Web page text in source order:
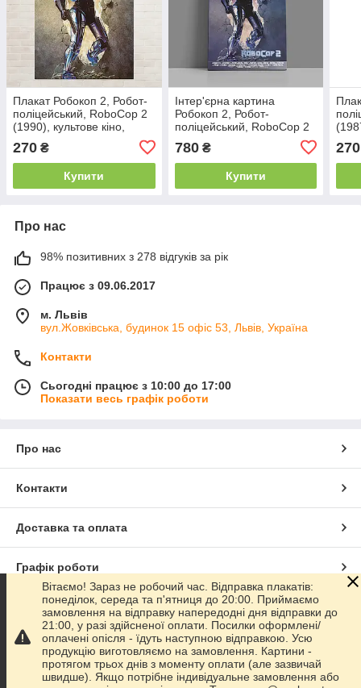
Плакат Робокоп 2, Робот-
поліцейський, RoboCop 2
(1990), культове кіно,
270 ₴
Купити
Інтер'єрна картина
Робокоп 2, Робот-
поліцейський, RoboCop 2
(1990), бойовик, 60×43 см
780₴
Купити
270
Про нас
98% позитивних з 278 відгуків за рік
Працює з 09.06.2017
м. Львів
вул.Жовківська, будинок 15 офіс 53, Львів, Україна
Контакти
Сьогодні працює з 10:00 до 17:00
Показати весь графік роботи
Про нас
Контакти
Доставка та оплата
Графік роботи
Повна версія сайту
Сайт створено на маркетплейсіProm.ua
Вітаємо! Зараз не робочий час. Відправка плакатів:
понеділок, середа та п'ятниця до 20:00. Приймаємо
замовлення на відправку напередодні дня відправки до
21:00, у разі здійсненої оплати. Посилки оформлені/
оплачені опісля - їдуть наступною відправкою. Усю
продукцію виготовляємо на замовлення. Картини -
протягом трьох днів з моменту оплати (але зазвичай
швидше). Якщо потрібне індивідуальне замовлення або